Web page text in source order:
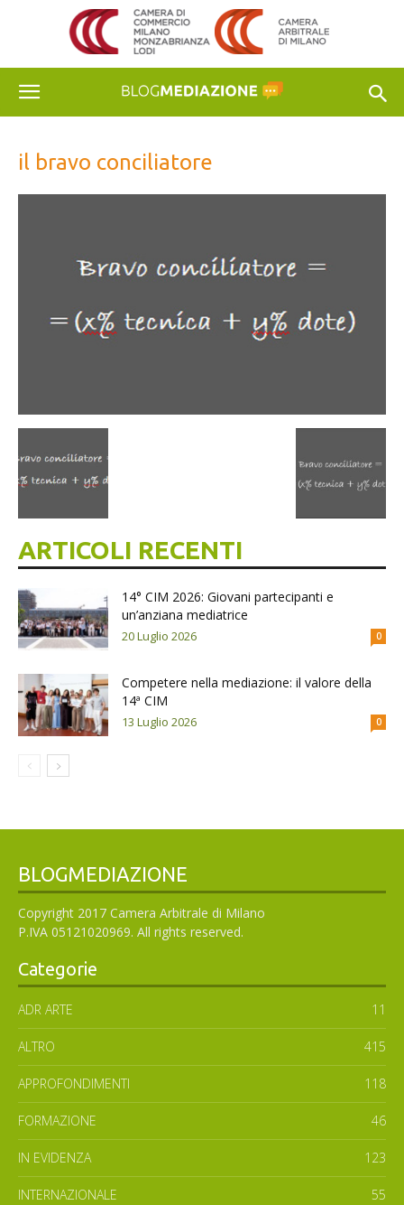
il bravo conciliatore
ARTICOLI RECENTI
14° CIM 2026: Giovani partecipanti e
un’anziana mediatrice
20 Luglio 2026 0
Competere nella mediazione: il valore della
14ª CIM
13 Luglio 2026 0
BLOGMEDIAZIONE
Copyright 2017 Camera Arbitrale di Milano
P.IVA 05121020969. All rights reserved.
Categorie
ADR ARTE 11
ALTRO 415
APPROFONDIMENTI 118
FORMAZIONE 46
IN EVIDENZA 123
INTERNAZIONALE 55